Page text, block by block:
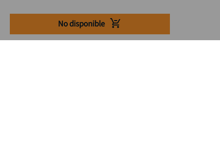
No disponible